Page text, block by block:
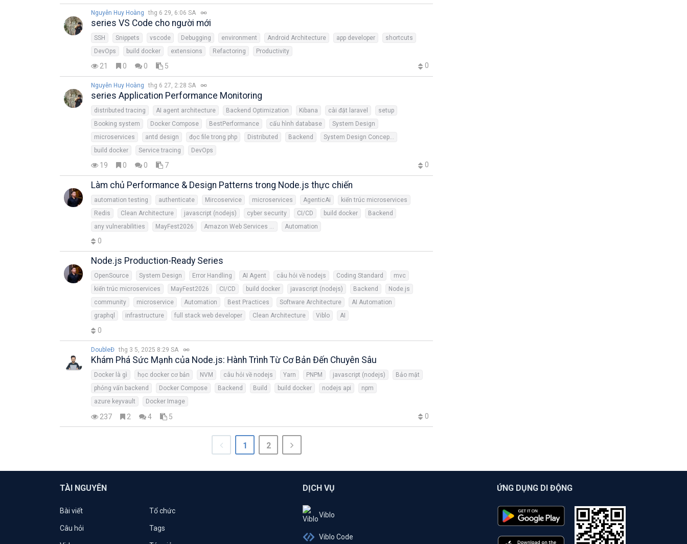
Nguyễn Huy Hoàng thg 6 29, 6:06 SA
series VS Code cho người mới
SSH Snippets vscode Debugging environment Android Architecture app developer
shortcuts
DevOps
build docker extensions Refactoring Productivity
21 0 0 5 0
Nguyễn Huy Hoàng thg 6 27, 2:28 SA
series Application Performance Monitoring
distributed tracing AI agent architecture Backend Optimization Kibana cài đặt laravel
setup
Booking system
Docker Compose BestPerformance cấu hình database
System Design
microservices
antd design đọc file trong php Distributed Backend
build docker
Service tracing DevOps
19 0 0 7 0
Làm chủ Performance & Design Patterns trong Node.js thực chiến
automation testing authenticate Mircoservice microservices AgenticAi
kiến trúc microservices
Redis
Clean Architecture javascript (nodejs) cyber security CI/CD build docker
Backend
any vulnerabilities
MayFest2026 Automation
0
Node.js Production-Ready Series
OpenSource System Design Error Handling AI Agent câu hỏi về nodejs Coding Standard
mvc
kiến trúc microservices
MayFest2026 CI/CD build docker javascript (nodejs) Backend
Node.js
community
microservice Automation Best Practices Software Architecture
AI Automation
graphql
infrastructure full stack web developer Clean Architecture Viblo AI
0
DoubleĐ thg 3 5, 2025 8:29 SA
Khám Phá Sức Mạnh của Node.js: Hành Trình Từ Cơ Bản Đến Chuyên Sâu
Docker là gì học docker cơ bản NVM câu hỏi về nodejs Yarn PNPM javascript (nodejs)
Bảo mật
phỏng vấn backend
Docker Compose Backend Build build docker nodejs api
npm
azure keyvault
Docker Image
237 2 4 5 0
1 2
TÀI NGUYÊN
Bài viết Tổ chức
Câu hỏi Tags
DỊCH VỤ
Viblo
Viblo Code
ỨNG DỤNG DI ĐỘNG